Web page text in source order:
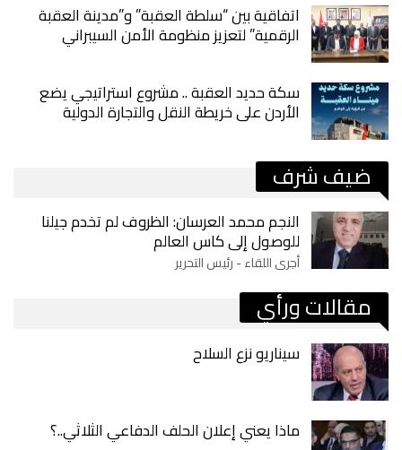
اتفاقية بين “سلطة العقبة” و”مدينة العقبة
الرقمية” لتعزيز منظومة الأمن السيبراني
سكة حديد العقبة .. مشروع استراتيجي يضع
الأردن على خريطة النقل والتجارة الدولية
ضيف شرف
النجم محمد العرسان: الظروف لم تخدم جيلنا
للوصول إلى كاس العالم
أجرى اللقاء - رئيس التحرير
مقالات ورأي
سيناريو نزع السلاح
ماذا يعني إعلان الحلف الدفاعي الثلاثي..؟